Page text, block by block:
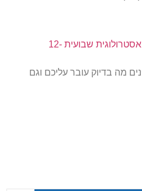
תחזית אסטרולוגית שבועית 12-
מה בדיוק עובר עליכם וגם